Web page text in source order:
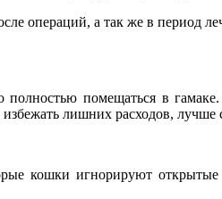
операций, а так же в период
помещаться в
лишних расходов, лучше
кошки игнорируют